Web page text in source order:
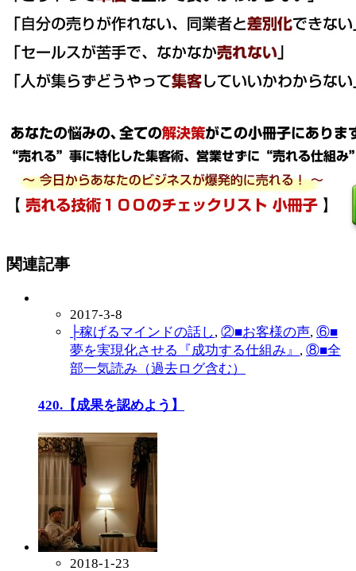
関連記事
2017-3-8
├稼げるマインドの話し, ②■お客様の声, ⑥■
夢を実現化させる『成功する仕組み』 , ⑧■全
部一気読み（過去ログ含む）
420.【成果を認めよう】
2018-1-23